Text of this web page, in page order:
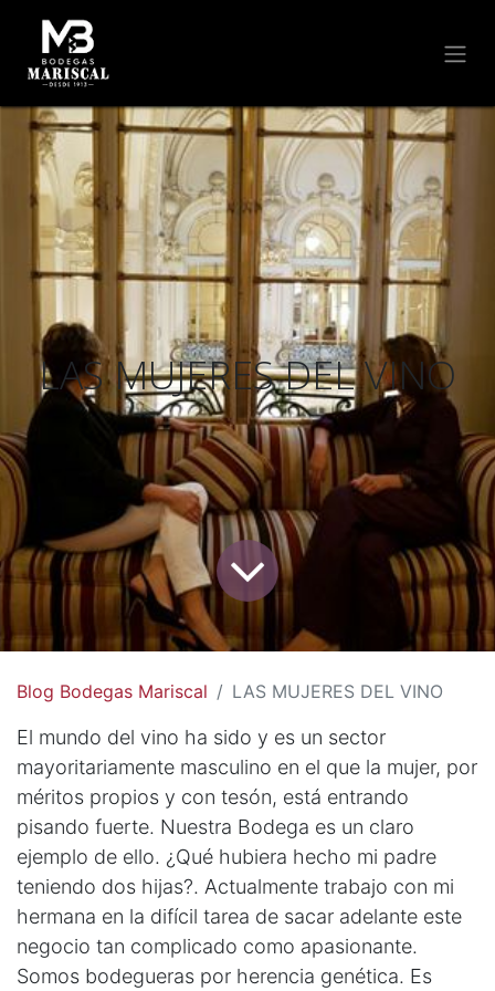
LAS MUJERES DEL VINO
Blog Bodegas Mariscal LAS MUJERES DEL VINO
El mundo del vino ha sido y es un sector
mayoritariamente masculino en el que la mujer, por
méritos propios y con tesón, está entrando
pisando fuerte. Nuestra Bodega es un claro
ejemplo de ello. ¿Qué hubiera hecho mi padre
teniendo dos hijas?. Actualmente trabajo con mi
hermana en la difícil tarea de sacar adelante este
negocio tan complicado como apasionante.
Somos bodegueras por herencia genética. Es